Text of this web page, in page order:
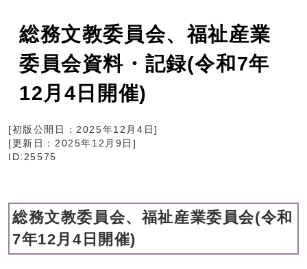
総務文教委員会、福祉産業
委員会資料・記録(令和7年
12月4日開催)
[初版公開日：2025年12月4日]
[更新日： 2025年12月9日 ]
ID:25575
総務文教委員会、福祉産業委員会(令和
7年12月4日開催)